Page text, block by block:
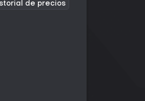
de precios